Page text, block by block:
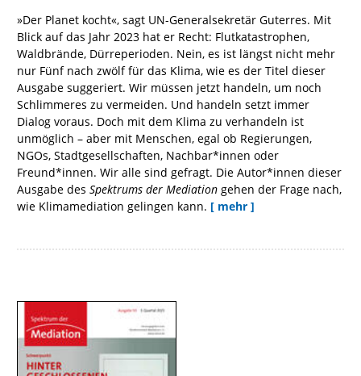
»Der Planet kocht«, sagt UN-Generalsekretär Guterres. Mit
Blick auf das Jahr 2023 hat er Recht: Flutkatastrophen,
Waldbrände, Dürreperioden. Nein, es ist längst nicht mehr
nur Fünf nach zwölf für das Klima, wie es der Titel dieser
Ausgabe suggeriert. Wir müssen jetzt handeln, um noch
Schlimmeres zu vermeiden. Und handeln setzt immer
Dialog voraus. Doch mit dem Klima zu verhandeln ist
unmöglich – aber mit Menschen, egal ob Regierungen,
NGOs, Stadtgesellschaften, Nachbar*innen oder
Freund*innen. Wir alle sind gefragt. Die Autor*innen dieser
Ausgabe des Spektrums der Mediation gehen der Frage nach,
wie Klimamediation gelingen kann. [ mehr ]